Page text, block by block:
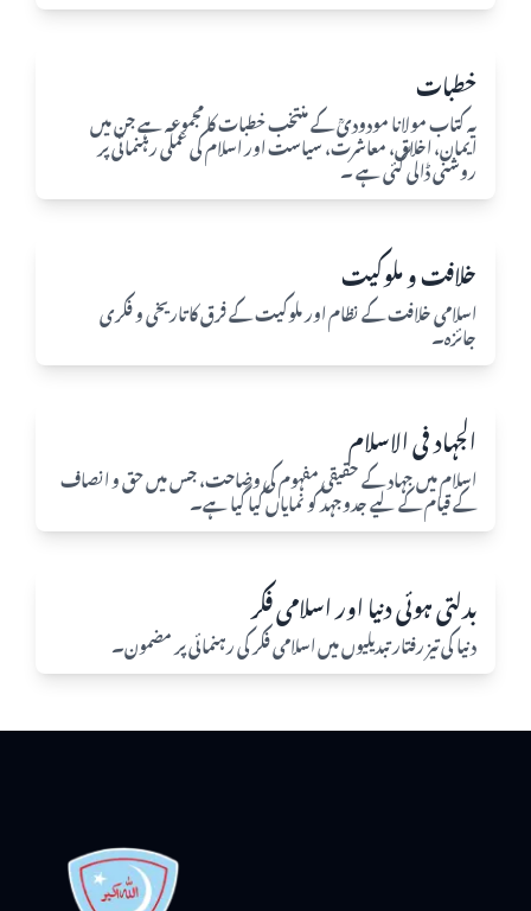
خطبات
یہ کتاب مولانا مودودیؒ کے منتخب خطبات کا مجموعہ ہے جن میں
ایمان، اخلاق، معاشرت، سیاست اور اسلام کی عملی رہنمائی پر
روشنی ڈالی گئی ہے ۔
خلافت و ملوکیت
اسلامی خلافت کے نظام اور ملوکیت کے فرق کا تاریخی و فکری
جائزہ۔
الجہاد فی الاسلام
اسلام میں جہاد کے حقیقی مفہوم کی وضاحت، جس میں حق و انصاف
کے قیام کے لیے جدوجہد کو نمایاں کیا گیا ہے۔
بدلتی ہوئی دنیا اور اسلامی فکر
دنیا کی تیز رفتار تبدیلیوں میں اسلامی فکر کی رہنمائی پر مضمون۔